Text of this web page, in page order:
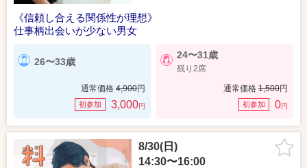
《信頼し合える関係性が理想》
仕事柄出会いが少ない男女
26〜33歳
通常価格 4,900円
初参加 3,000円
24〜31歳
残り2席
通常価格 1,500円
初参加 0円
8/30(日)
14:30〜16:00